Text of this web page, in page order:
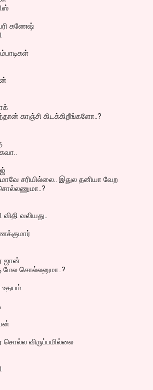
கணேஷ்
காஞ்சி கிடக்கிறீங்களோ..?
சரியில்லை.. இதுல தனியா வேற
விதி வலியது..
ஜான்
மேல சொல்லனுமா..?
உதயம்
சொல்ல விருப்பமில்லை